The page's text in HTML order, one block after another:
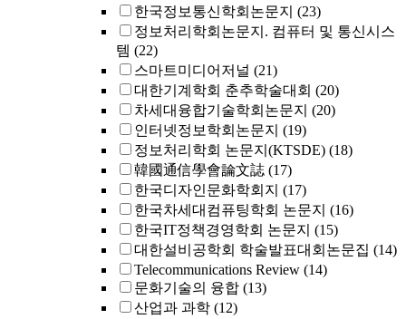
한국정보통신학회논문지 (23)
정보처리학회논문지. 컴퓨터 및 통신시스
템 (22)
스마트미디어저널 (21)
대한기계학회 춘추학술대회 (20)
차세대융합기술학회논문지 (20)
인터넷정보학회논문지 (19)
정보처리학회 논문지(KTSDE) (18)
韓國通信學會論文誌 (17)
한국디자인문화학회지 (17)
한국차세대컴퓨팅학회 논문지 (16)
한국IT정책경영학회 논문지 (15)
대한설비공학회 학술발표대회논문집 (14)
Telecommunications Review (14)
문화기술의 융합 (13)
산업과 과학 (12)